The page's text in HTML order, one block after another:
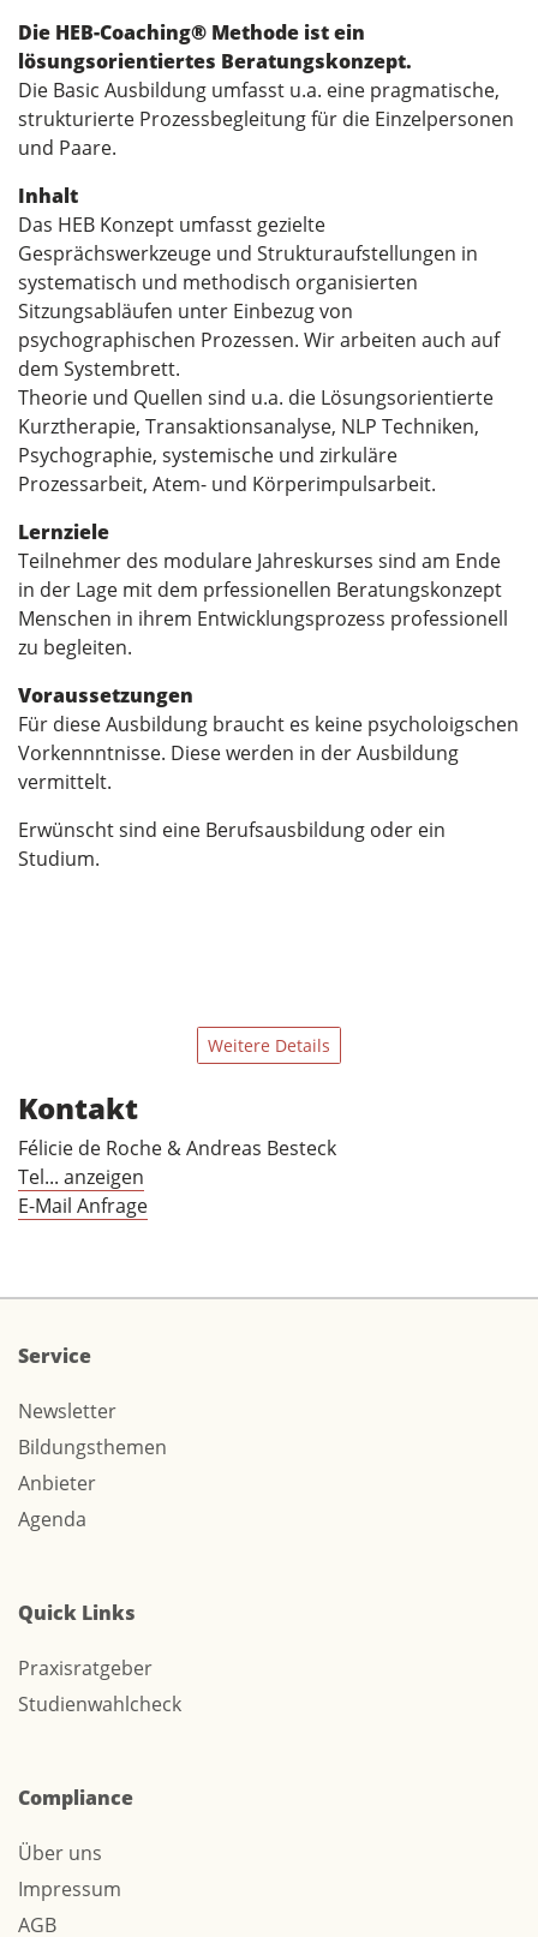
Die HEB-Coaching® Methode ist ein
lösungsorientiertes Beratungskonzept.
Die Basic Ausbildung umfasst u.a. eine pragmatische,
strukturierte Prozessbegleitung für die Einzelpersonen
und Paare.
Inhalt
Das HEB Konzept umfasst gezielte
Gesprächswerkzeuge und Strukturaufstellungen in
systematisch und methodisch organisierten
Sitzungsabläufen unter Einbezug von
psychographischen Prozessen. Wir arbeiten auch auf
dem Systembrett.
Theorie und Quellen sind u.a. die Lösungsorientierte
Kurztherapie, Transaktionsanalyse, NLP Techniken,
Psychographie, systemische und zirkuläre
Prozessarbeit, Atem- und Körperimpulsarbeit.
Lernziele
Teilnehmer des modulare Jahreskurses sind am Ende
in der Lage mit dem prfessionellen Beratungskonzept
Menschen in ihrem Entwicklungsprozess professionell
zu begleiten.
Voraussetzungen
Für diese Ausbildung braucht es keine psycholoigschen
Vorkennntnisse. Diese werden in der Ausbildung
vermittelt.
Erwünscht sind eine Berufsausbildung oder ein
Studium.
Weitere Details
Kontakt
Félicie de Roche & Andreas Besteck
Tel... anzeigen
E-Mail Anfrage
Service
Newsletter
Bildungsthemen
Anbieter
Agenda
Quick Links
Praxisratgeber
Studienwahlcheck
Compliance
Über uns
Impressum
AGB